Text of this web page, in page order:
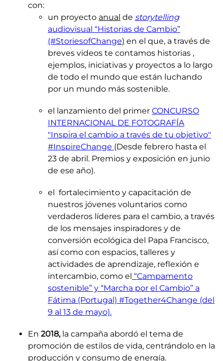
con:
un proyecto anual de storytelling
audiovisual “Historias de Cambio”
(#StoriesofChange) en el que, a través de
breves videos te contamos historias ,
ejemplos, iniciativas y proyectos a lo largo
de todo el mundo que están luchando
por un mundo más sostenible.
el lanzamiento del primer CONCURSO
INTERNACIONAL DE FOTOGRAFÍA
"Inspira el cambio a través de tu objetivo"
#InspireChange (Desde febrero hasta el
23 de abril. Premios y exposición en junio
de ese año).
el fortalecimiento y capacitación de
nuestros jóvenes voluntarios como
verdaderos líderes para el cambio, a través
de los mensajes inspiradores y de
conversión ecológica del Papa Francisco,
así como con espacios, talleres y
actividades de aprendizaje, reflexión e
intercambio, como el “Campamento
sostenible” y “Marcha por el Cambio” a
Fátima (Portugal) #Together4Change (del
9 al 13 de mayo).
En 2018, la campaña abordó el tema de
promoción de estilos de vida, centrándolo en la
producción y consumo de energía.